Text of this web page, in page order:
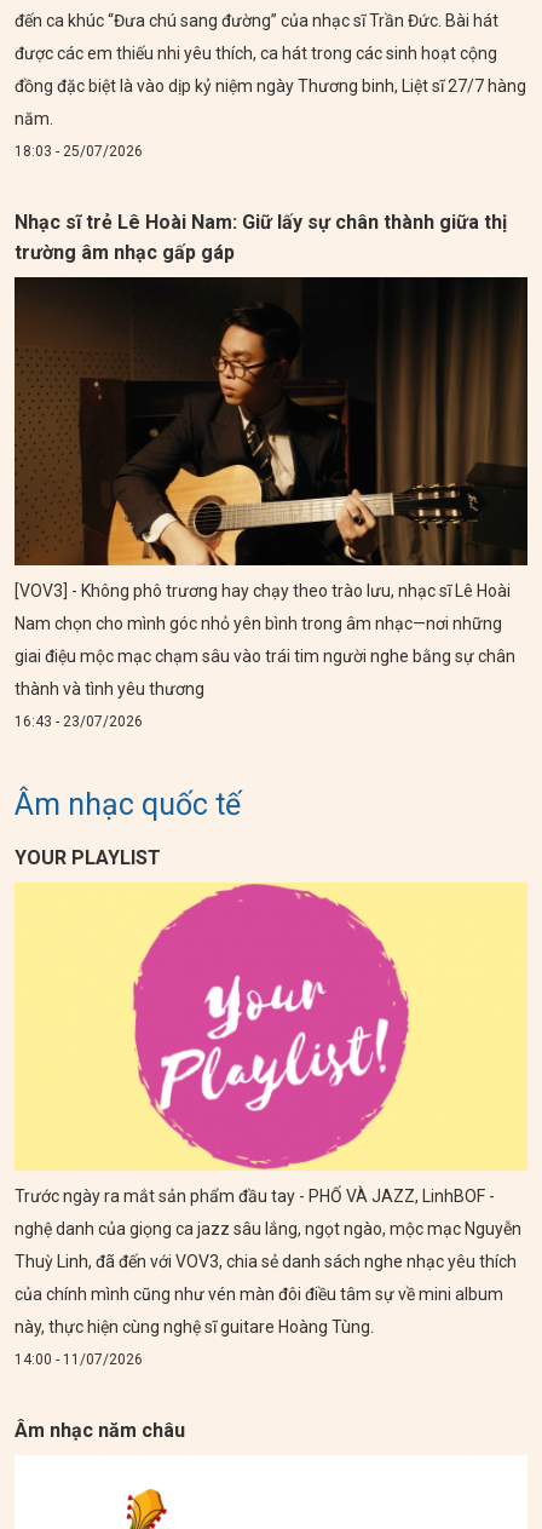
đến ca khúc “Đưa chú sang đường” của nhạc sĩ Trần Đức. Bài hát
được các em thiếu nhi yêu thích, ca hát trong các sinh hoạt cộng
đồng đặc biệt là vào dịp kỷ niệm ngày Thương binh, Liệt sĩ 27/7 hàng
năm.
18:03 - 25/07/2026
Nhạc sĩ trẻ Lê Hoài Nam: Giữ lấy sự chân thành giữa thị
trường âm nhạc gấp gáp
[VOV3] - Không phô trương hay chạy theo trào lưu, nhạc sĩ Lê Hoài
Nam chọn cho mình góc nhỏ yên bình trong âm nhạc—nơi những
giai điệu mộc mạc chạm sâu vào trái tim người nghe bằng sự chân
thành và tình yêu thương
16:43 - 23/07/2026
Âm nhạc quốc tế
YOUR PLAYLIST
Trước ngày ra mắt sản phẩm đầu tay - PHỐ VÀ JAZZ, LinhBOF -
nghệ danh của giọng ca jazz sâu lắng, ngọt ngào, mộc mạc Nguyễn
Thuỳ Linh, đã đến với VOV3, chia sẻ danh sách nghe nhạc yêu thích
của chính mình cũng như vén màn đôi điều tâm sự về mini album
này, thực hiện cùng nghệ sĩ guitare Hoàng Tùng.
14:00 - 11/07/2026
Âm nhạc năm châu